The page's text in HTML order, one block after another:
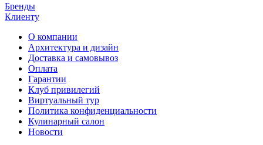
Бренды
Клиенту
О компании
Архитектура и дизайн
Доставка и самовывоз
Оплата
Гарантии
Клуб привилегий
Виртуальный тур
Политика конфиденциальности
Кулинарный салон
Новости